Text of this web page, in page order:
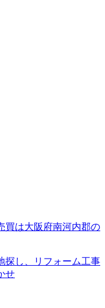
探し、リフォーム工事
せ